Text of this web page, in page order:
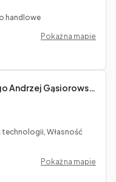
handlowe
Pokaż na mapie
Własność
Pokaż na mapie